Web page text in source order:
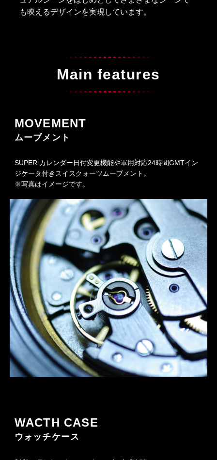
も映えるデザインを実現しています。
Main features
MOVEMENT
ムーブメント
SUPER カレンダー日付変更機能や軍用対応24時間GMTイン
ジケータ付きスイスクォーツムーブメント。
※写真はイメージです。
WACTH CASE
ウォッチケース